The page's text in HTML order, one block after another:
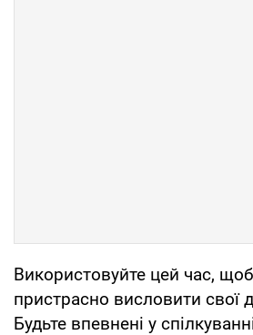
Використовуйте цей час,
пристрасно висловити свої
Будьте впевнені у